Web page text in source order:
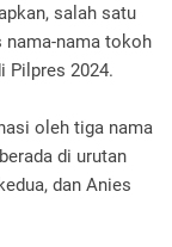
salah satu
nama-nama tokoh
Pilpres 2024.
oleh tiga nama
di urutan
dan Anies